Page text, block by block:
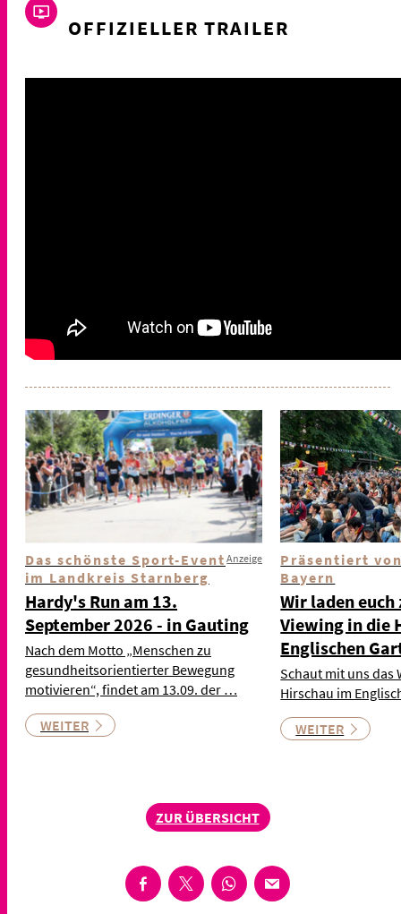
OFFIZIELLER TRAILER
Das schönste Sport-Event
im Landkreis Starnberg
Anzeige
Hardy's Run am 13.
September 2026 - in Gauting
Nach dem Motto „Menschen zu
gesundheitsorientierter Bewegung
motivieren“, findet am 13.09. der …
WEITER
Präsentiert von
Bayern
Wir laden
Viewing in die
Englischen
Schaut mit uns das
Hirschau im
WEITER
ZUR ÜBERSICHT